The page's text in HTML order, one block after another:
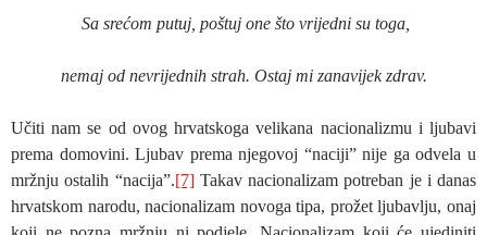
Sa srećom putuj, poštuj one što vrijedni su toga,
nemaj od nevrijednih strah. Ostaj mi zanavijek zdrav.
Učiti nam se od ovog hrvatskoga velikana nacionalizmu i ljubavi
prema domovini. Ljubav prema njegovoj “naciji” nije ga odvela u
mržnju ostalih “nacija”.[7]Takav nacionalizam potreban je i danas
hrvatskom narodu, nacionalizam novoga tipa, prožet ljubavlju, onaj